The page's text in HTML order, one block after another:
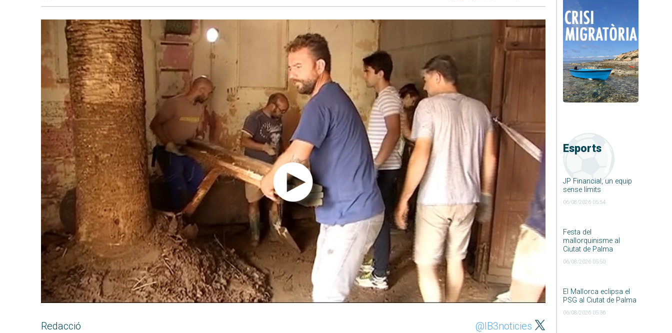
Esports
JP Financial, un equip
sense límits
06/08/2026 05:54
Festa del
mallorquinisme al
Ciutat de Palma
06/08/2026 05:50
El Mallorca eclipsa el
PSG al Ciutat de Palma
06/08/2026 05:36
Redacció @IB3noticies